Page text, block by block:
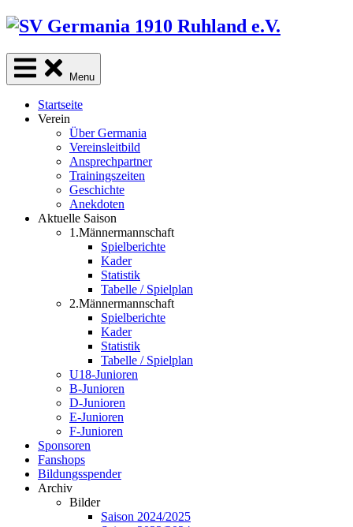
Skip
content
Menu
Startseite
Verein
Über Germania
Vereinsleitbild
Ansprechpartner
Trainingszeiten
Geschichte
Anekdoten
Aktuelle Saison
1.Männermannschaft
Spielberichte
Kader
Statistik
Tabelle / Spielplan
2.Männermannschaft
Spielberichte
Kader
Statistik
Tabelle / Spielplan
U18-Junioren
B-Junioren
D-Junioren
E-Junioren
F-Junioren
Sponsoren
Fanshops
Bildungsspender
Archiv
Bilder
Saison 2024/2025